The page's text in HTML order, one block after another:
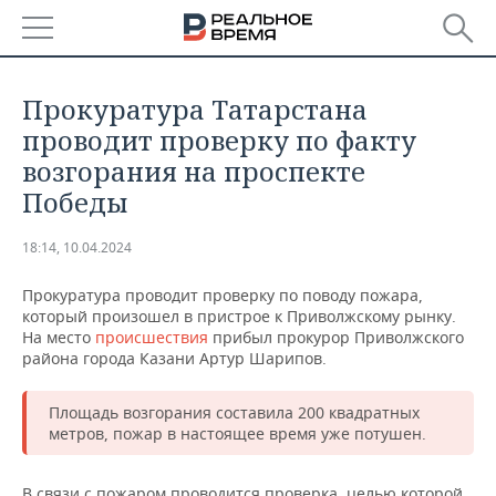
БАШКОРТОСТАН
ТАТАРСТАН
НОВОСТИ
АНАЛИТИКА
КОРОЛИ ГОСЗАКАЗА ПФО
КОМУ ПРИНАДЛЕЖАТ
ТОРГОВЫЕ ЦЕНТРЫ
ФИНАНСЫ
БЮДЖЕТ
ИНВЕСТИЦИИ
НОВОСТИ
ПРОМЫШЛЕННОСТИ
МАШИНОСТРОЕНИЕ
НЕДВИЖИМОСТЬ
АВТО
НОВОСТИ АВТО
БИЗНЕС
НОВОСТИ БИЗНЕСА
ТЕХНОЛОГИИ
Прокуратура Татарстана
проводит проверку по факту
возгорания на проспекте
Победы
18:14, 10.04.2024
Прокуратура проводит проверку по поводу пожара,
который произошел в пристрое к Приволжскому рынку.
На место происшествия прибыл прокурор Приволжского
района города Казани Артур Шарипов.
Площадь возгорания составила 200 квадратных
метров, пожар в настоящее время уже потушен.